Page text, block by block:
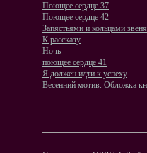
Поющее сердце 37
Поющее сердце 42
Запястьями и кольцами звеня
К рассказу
Ночь
поющее сердце 41
Я должен идти к успеху
Весенний мотив. Обложка